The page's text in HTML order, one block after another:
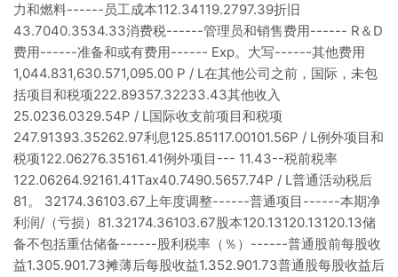
力和燃料------员工成本112.34119.2797.39折旧
43.7040.3534.33消费税------管理员和销售费用------ R＆D
费用------准备和或有费用------ Exp。大写------其他费用
1,044.831,630.571,095.00 P / L在其他公司之前，国际，未包
括项目和税项222.89357.32233.43其他收入
25.0236.0329.54P / L国际收支前项目和税项
247.91393.35262.97利息125.85117.00101.56P / L例外项目和
税项122.06276.35161.41例外项目--- 11.43--税前税率
122.06264.92161.41Tax40.7490.5657.74P / L普通活动税后
81。 32174.36103.67上年度调整------普通项目------本期净
利润/（亏损）81.32174.36103.67股本120.13120.13120.13储
备不包括重估储备------股利税率（％）------普通股前每股收
益1.305.901.73摊薄后每股收益1.352.901.73普通股每股收益后